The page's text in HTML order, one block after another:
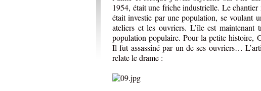
1954, était une friche industrielle. Le
était investie par une population, se voulant
ateliers et les ouvriers. L’île est maintenant
population populaire. Pour la petite
Il fut assassiné par un de ses ouvriers…
relate le drame :